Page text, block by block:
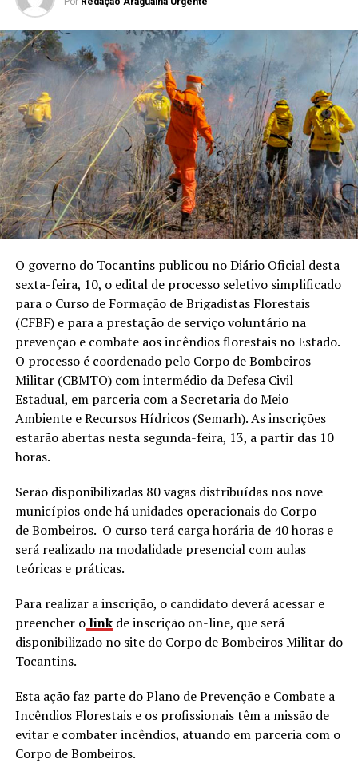
O governo do Tocantins publicou no Diário Oficial desta
sexta-feira, 10, o edital de processo seletivo simplificado
para o Curso de Formação de Brigadistas Florestais
(CFBF) e para a prestação de serviço voluntário na
prevenção e combate aos incêndios florestais no Estado.
O processo é coordenado pelo Corpo de Bombeiros
Militar (CBMTO) com intermédio da Defesa Civil
Estadual, em parceria com a Secretaria do Meio
Ambiente e Recursos Hídricos (Semarh). As inscrições
estarão abertas nesta segunda-feira, 13, a partir das 10
horas.
Serão disponibilizadas 80 vagas distribuídas nos nove
municípios onde há unidades operacionais do Corpo
de Bombeiros. O curso terá carga horária de 40 horas e
será realizado na modalidade presencial com aulas
teóricas e práticas.
Para realizar a inscrição, o candidato deverá acessar e
preencher o linkde inscrição on-line, que será
disponibilizado no site do Corpo de Bombeiros Militar do
Tocantins.
Esta ação faz parte do Plano de Prevenção e Combate a
Incêndios Florestais e os profissionais têm a missão de
evitar e combater incêndios, atuando em parceria com o
Corpo de Bombeiros.